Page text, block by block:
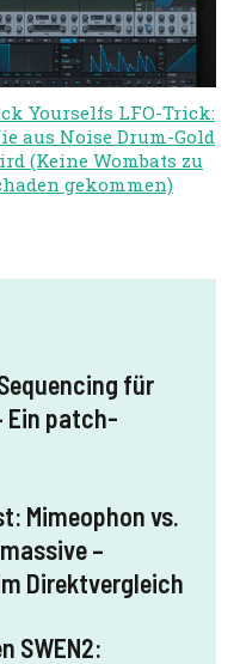
Yourselfs LFO-Trick:
aus Noise Drum-Gold
(Keine Wombats zu
gekommen)
für
Ein patch-
Mimeophon vs.
–
Direktvergleich
SWEN2: